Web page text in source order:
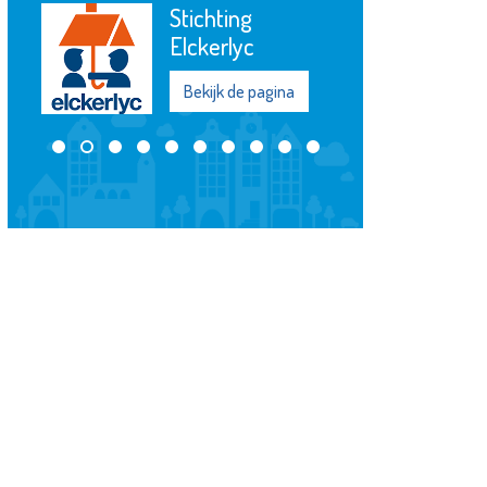
Stichting
Elckerlyc
Bekijk de pagina